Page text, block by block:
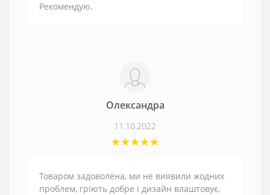
Рекомендую.
Олександра
11.10.2022
Товаром задоволена, ми не виявили жодних
проблем, гріють добре і дизайн влаштовує,